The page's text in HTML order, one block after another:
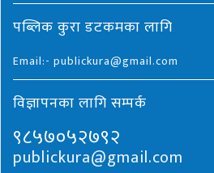
पब्लिक कुरा डटकमका लागि
Email:- publickura@gmail.com
विज्ञापनका लागि सम्पर्क
९८५७०५२७९२
publickura@gmail.com